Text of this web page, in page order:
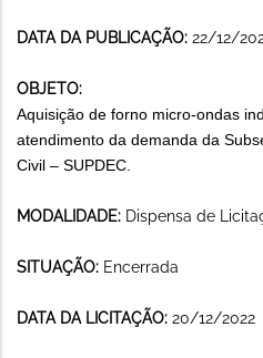
DATA DA PUBLICAÇÃO: 22/12/
OBJETO:
Aquisição de forno micro-ondas
atendimento da demanda da
Civil – SUPDEC.
MODALIDADE: Dispensa de
SITUAÇÃO: Encerrada
DATA DA LICITAÇÃO: 20/12/2022